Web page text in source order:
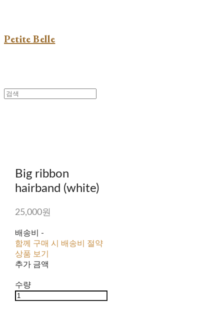
Petite Belle
Big ribbon
hairband (white)
25,000원
배송비 -
함께 구매 시 배송비 절약
상품 보기
추가 금액
수량